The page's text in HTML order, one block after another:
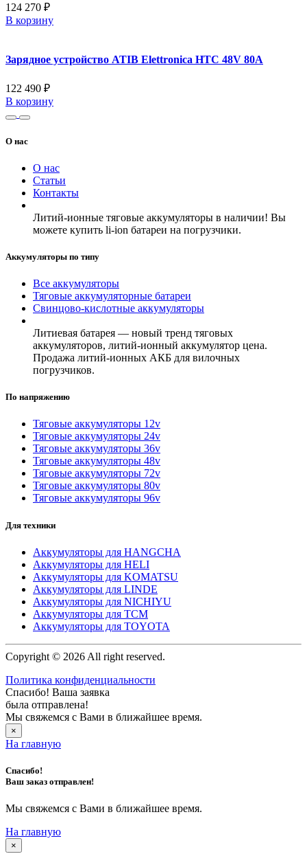
124 270 ₽
В корзину
Зарядное устройство ATIB Elettronica HTC 48V 80A
122 490 ₽
В корзину
О нас
О нас
Статьи
Контакты
Литий-ионные тяговые аккумуляторы в наличии! Вы
можете купить li-ion батареи на погрузчики.
Аккумуляторы по типу
Все аккумуляторы
Тяговые аккумуляторные батареи
Свинцово-кислотные аккумуляторы
Литиевая батарея — новый тренд тяговых
аккумуляторов, литий-ионный аккумулятор цена.
Продажа литий-ионных АКБ для вилочных
погрузчиков.
По напряжению
Тяговые аккумуляторы 12v
Тяговые аккумуляторы 24v
Тяговые аккумуляторы 36v
Тяговые аккумуляторы 48v
Тяговые аккумуляторы 72v
Тяговые аккумуляторы 80v
Тяговые аккумуляторы 96v
Для техники
Аккумуляторы для HANGCHA
Аккумуляторы для HELI
Аккумуляторы для KOMATSU
Аккумуляторы для LINDE
Аккумуляторы для NICHIYU
Аккумуляторы для TCM
Аккумуляторы для TOYOTA
Copyright © 2026 All right reserved.
Политика конфиденциальности
Спасибо! Ваша заявка
была отправлена!
Мы свяжемся с Вами в ближайшее время.
×
На главную
Спасибо!
Ваш заказ отправлен!
Мы свяжемся с Вами в ближайшее время.
На главную
×